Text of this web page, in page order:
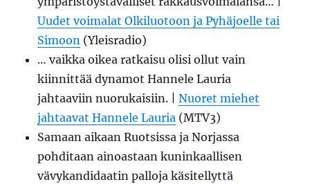
Uudet voimalat Olkiluotoon ja Pyhäjoelle tai
Simoon (Yleisradio)
… vaikka oikea ratkaisu olisi ollut vain
kiinnittää dynamot Hannele Lauria
jahtaaviin nuorukaisiin. |Nuoret miehet
jahtaavat Hannele Lauria (MTV3)
Samaan aikaan Ruotsissa ja Norjassa
pohditaan ainoastaan kuninkaallisen
vävykandidaatin palloja käsitellyttä